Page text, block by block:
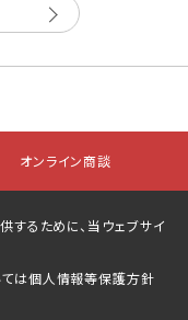
オンライン商談
オンライン商談
するために、当ウェブサイ
は個人情報等保護方針